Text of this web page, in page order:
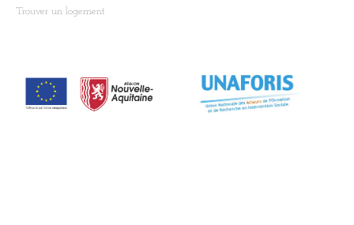
Trouver un logement